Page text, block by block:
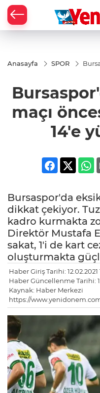
Anasayfa SPOR
eksik
14'e
maçı
14'e
Bursaspor'da
dikkat çekiyor.
kadro kurmakta
Direktör Mustafa
sakat, 1'i de kart
oluşturmakta
Haber Giriş Tarihi: 12.02.2021
Haber Güncellenme Tarihi:
Kaynak: Haber Merkezi
https://